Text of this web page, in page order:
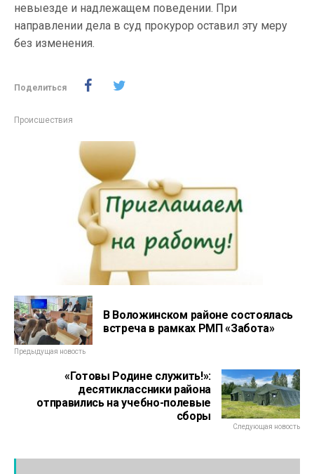
невыезде и надлежащем поведении. При
направлении дела в суд прокурор оставил эту меру
без изменения.
Поделиться
Происшествия
В Воложинском районе состоялась
встреча в рамках РМП «Забота»
Предыдущая новость
«Готовы Родине служить!»:
десятиклассники района
отправились на учебно-полевые
сборы
Следующая новость